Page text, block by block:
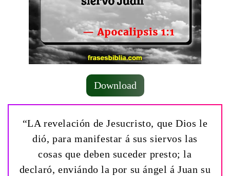
Download
“LA revelación de Jesucristo, que Dios le
dió, para manifestar á sus siervos las
cosas que deben suceder presto; la
declaró, enviándo la por su ángel á Juan su